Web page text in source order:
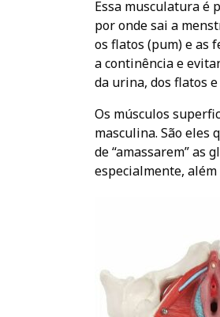
Essa musculatura é
por onde sai a
os flatos (pum) e as
a continência e
da urina, dos flatos e
Os músculos
masculina. São eles
de “amassarem” as
especialmente,